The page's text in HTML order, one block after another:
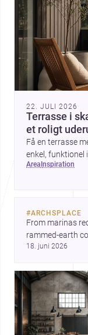
22. JULI 2026
Terrasse i
et roligt
Få en terrasse
enkel, funktionel
area inspiration
#ARCHSPLACE
From marinas
rammed-earth
area, these
18. juni 2026